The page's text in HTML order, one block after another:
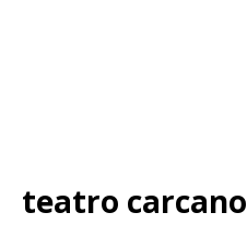
teatro carcano